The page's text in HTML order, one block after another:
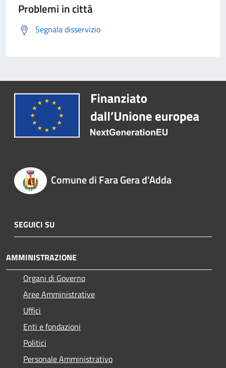
Problemi in città
Segnala disservizio
Comune di Fara Gera d'Adda
SEGUICI SU
AMMINISTRAZIONE
Organi di Governo
Aree Amministrative
Uffici
Enti e fondazioni
Politici
Personale Amministrativo